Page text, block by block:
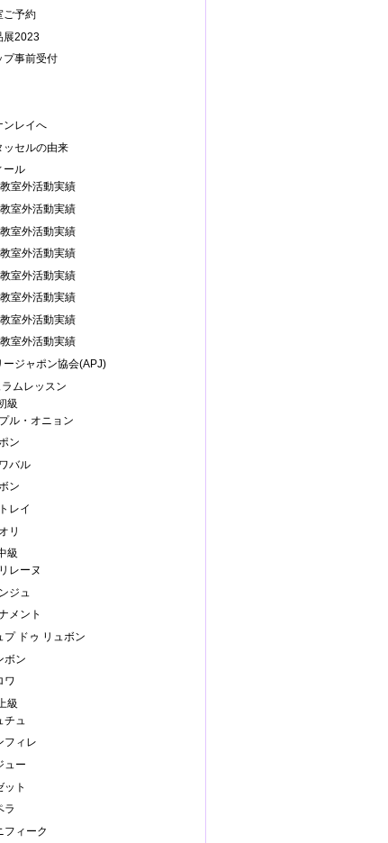
ご予約
展2023
プ事前受付
ンレイへ
ッセルの由来
ール
室外活動実績
室外活動実績
室外活動実績
室外活動実績
室外活動実績
室外活動実績
室外活動実績
室外活動実績
ージャポン協会(APJ)
ムレッスン
級
ル・オニョン
ン
バル
ン
レイ
リ
級
レーヌ
ジュ
メント
プ ドゥ リュボン
ボン
ワ
級
チュ
フィレ
ュー
ット
ラ
フィーク